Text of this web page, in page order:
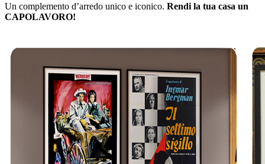
Un complemento d’arredo unico e iconico. Rendi la tua casa un
CAPOLAVORO!